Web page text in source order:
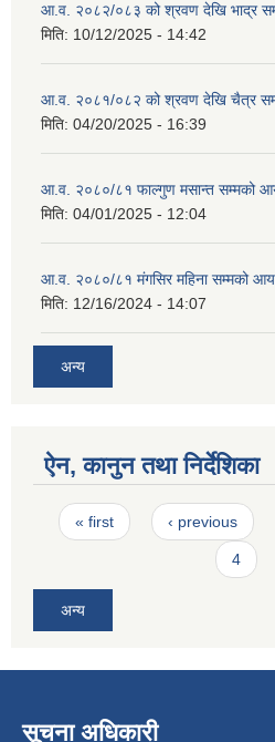
आ.व. २०८२/०८३ को श्रवण देखि भाद्र
मिति: 10/12/2025 - 14:42
आ.व. २०८१/०८२ को श्रवण देखि चैत्र
मिति: 04/20/2025 - 16:39
आ.व. २०८०/८१ फाल्गुण मसान्त सम्मको
मिति: 04/01/2025 - 12:04
आ.व. २०८०/८१ मंगसिर महिना सम्मको आय
मिति: 12/16/2024 - 14:07
अन्य
ऐन, कानुन तथा निर्देशिका
Pages
« first ‹ previous
4
अन्य
सूचना अधिकारी